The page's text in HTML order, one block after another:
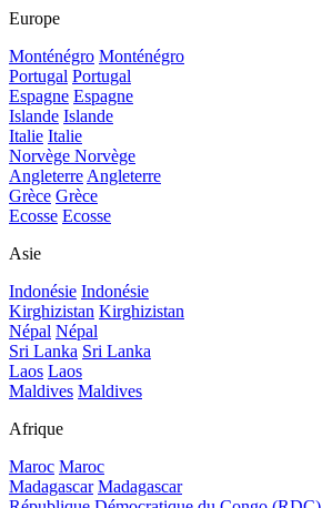
Europe
Monténégro Monténégro
Portugal Portugal
Espagne Espagne
Islande Islande
Italie Italie
Norvège Norvège
Angleterre Angleterre
Grèce Grèce
Ecosse Ecosse
Asie
Indonésie Indonésie
Kirghizistan Kirghizistan
Népal Népal
Sri Lanka Sri Lanka
Laos Laos
Maldives Maldives
Afrique
Maroc Maroc
Madagascar Madagascar